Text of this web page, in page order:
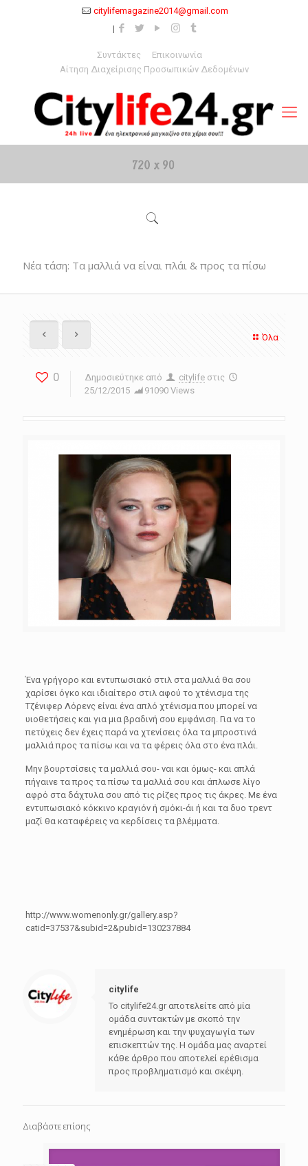
citylifemagazine2014@gmail.com
Συντάκτες
Επικοινωνία
Αίτηση Διαχείρισης Προσωπικών Δεδομένων
Νέα τάση: Τα μαλλιά να είναι πλάι & προς τα πίσω
Όλα
0 Δημοσιεύτηκε από citylife στις
25/12/2015
91090 Views
Ένα γρήγορο και εντυπωσιακό στιλ στα μαλλιά θα σου
χαρίσει όγκο και ιδιαίτερο στιλ αφού το χτένισμα της
Τζένιφερ Λόρενς είναι ένα απλό χτένισμα που μπορεί να
υιοθετήσεις και για μια βραδινή σου εμφάνιση. Για να το
πετύχεις δεν έχεις παρά να χτενίσεις όλα τα μπροστινά
μαλλιά προς τα πίσω και να τα φέρεις όλα στο ένα πλάι.
Μην βουρτσίσεις τα μαλλιά σου- ναι και όμως- και απλά
πήγαινε τα προς τα πίσω τα μαλλιά σου και άπλωσε λίγο
αφρό στα δάχτυλα σου από τις ρίζες προς τις άκρες. Με ένα
εντυπωσιακό κόκκινο κραγιόν ή σμόκι-άι ή και τα δυο τρεντ
μαζί θα καταφέρεις να κερδίσεις τα βλέμματα.
http://www.womenonly.gr/gallery.asp?
catid=37537&subid=2&pubid=130237884
citylife
Το citylife24.gr αποτελείτε από μία
ομάδα συντακτών με σκοπό την
ενημέρωση και την ψυχαγωγία των
επισκεπτών της. Η ομάδα μας αναρτεί
κάθε άρθρο που αποτελεί ερέθισμα
προς προβληματισμό και σκέψη.
Διαβάστε επίσης